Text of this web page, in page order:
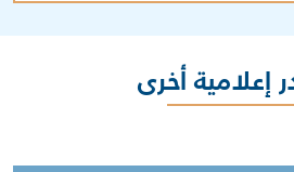
إعلامية أخرى